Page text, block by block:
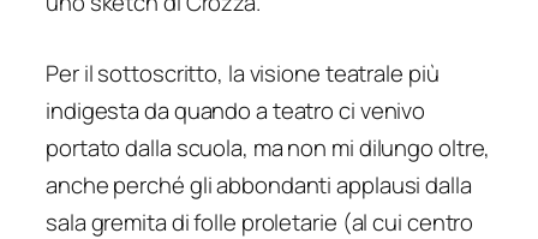
Per il sottoscritto, la visione teatrale più
indigesta da quando a teatro ci venivo
portato dalla scuola, ma non mi dilungo oltre,
anche perché gli abbondanti applausi dalla
sala gremita di folle proletarie (al cui centro